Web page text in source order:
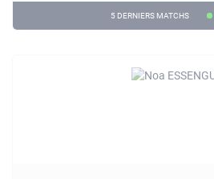
5 DERNIERS MATCHS